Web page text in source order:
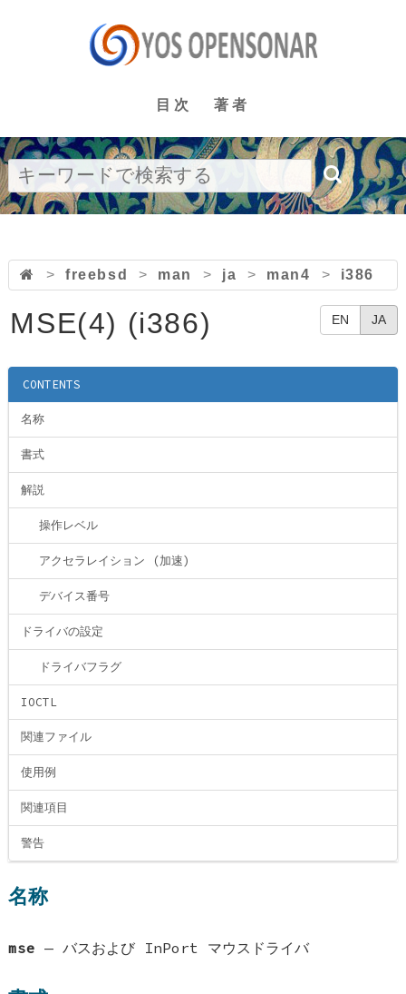
目次 著者
> freebsd > man > ja > man4 > i386
EN JA
MSE(4) (i386)
CONTENTS
名称
書式
解説
操作レベル
アクセラレイション (加速)
デバイス番号
ドライバの設定
ドライバフラグ
IOCTL
関連ファイル
使用例
関連項目
警告
名称
mse —バスおよび InPort マウスドライバ